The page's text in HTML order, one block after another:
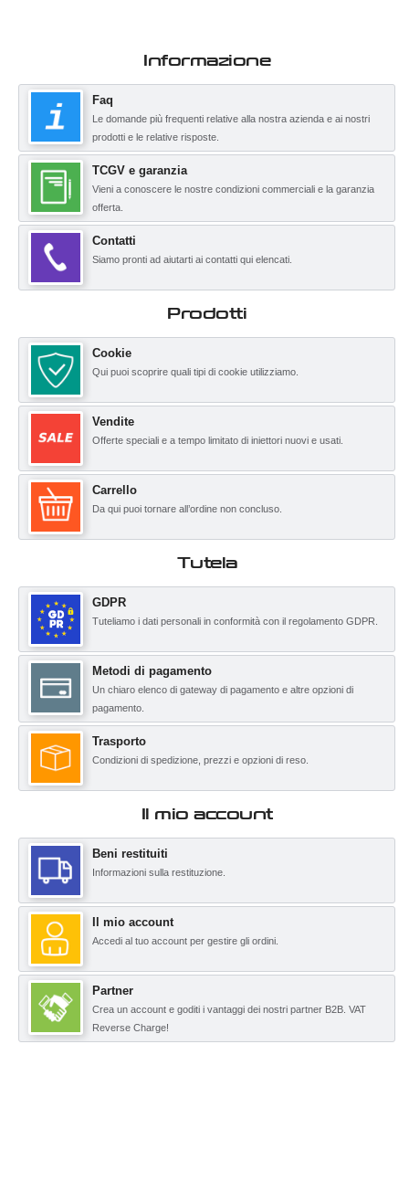
Informazione
Faq
Le domande più frequenti relative alla nostra azienda e ai nostri
prodotti e le relative risposte.
TCGV e garanzia
Vieni a conoscere le nostre condizioni commerciali e la garanzia
offerta.
Contatti
Siamo pronti ad aiutarti ai contatti qui elencati.
Prodotti
Cookie
Qui puoi scoprire quali tipi di cookie utilizziamo.
Vendite
Offerte speciali e a tempo limitato di iniettori nuovi e usati.
Carrello
Da qui puoi tornare all’ordine non concluso.
Tutela
GDPR
Tuteliamo i dati personali in conformità con il regolamento GDPR.
Metodi di pagamento
Un chiaro elenco di gateway di pagamento e altre opzioni di
pagamento.
Trasporto
Condizioni di spedizione, prezzi e opzioni di reso.
Il mio account
Beni restituiti
Informazioni sulla restituzione.
Il mio account
Accedi al tuo account per gestire gli ordini.
Partner
Crea un account e goditi i vantaggi dei nostri partner B2B. VAT
Reverse Charge!